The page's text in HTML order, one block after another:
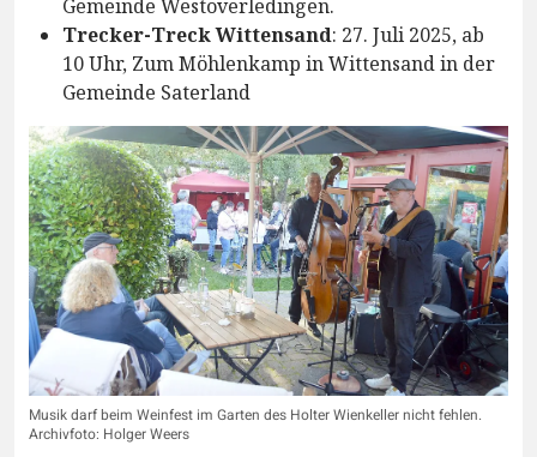
Gemeinde Westoverledingen.
Trecker-Treck Wittensand: 27. Juli 2025, ab
10 Uhr, Zum Möhlenkamp in Wittensand in der
Gemeinde Saterland
Musik darf beim Weinfest im Garten des Holter Wienkeller nicht fehlen.
Archivfoto: Holger Weers